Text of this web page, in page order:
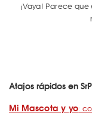
¡Vaya! Parece
Atajos rápidos en
Mi Mascota y yo: